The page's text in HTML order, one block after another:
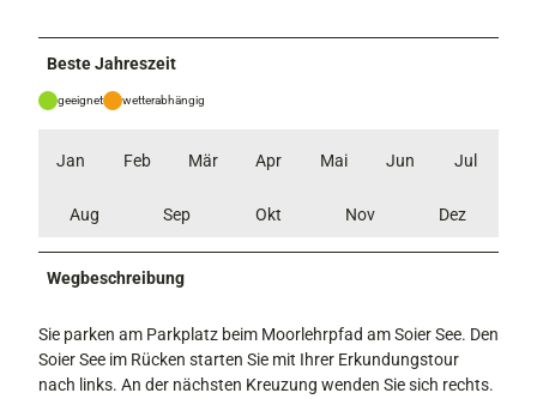
Beste Jahreszeit
geeignet wetterabhängig
Jan Feb Mär Apr Mai Jun Jul
Aug Sep Okt Nov Dez
Wegbeschreibung
Sie parken am Parkplatz beim Moorlehrpfad am Soier See. Den
Soier See im Rücken starten Sie mit Ihrer Erkundungstour
nach links. An der nächsten Kreuzung wenden Sie sich rechts.